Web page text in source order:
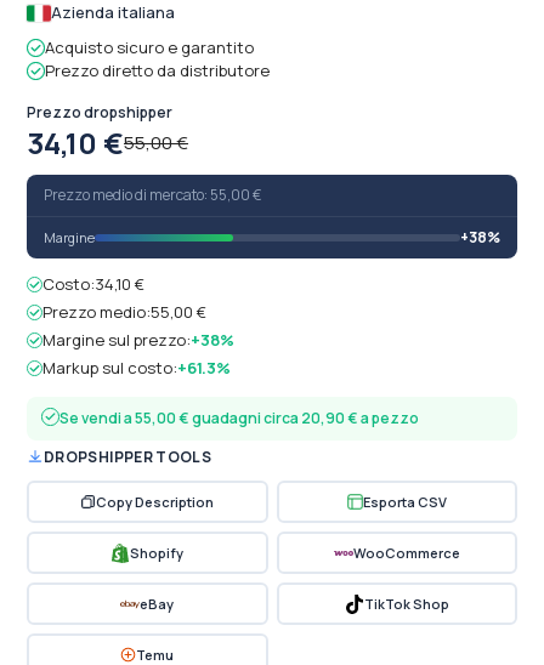
Azienda italiana
Acquisto sicuro e garantito
Prezzo diretto da distributore
Prezzo dropshipper
34,10 €55,00 €
Prezzo medio di mercato: 55,00 €
Margine +38%
Costo:34,10 €
Prezzo medio:55,00 €
Margine sul prezzo:+38%
Markup sul costo:+61.3%
Se vendi a 55,00 € guadagni circa 20,90 € a pezzo
DROPSHIPPER TOOLS
Copy Description Esporta CSV
Shopify WooCommerce
eBay TikTok Shop
Temu